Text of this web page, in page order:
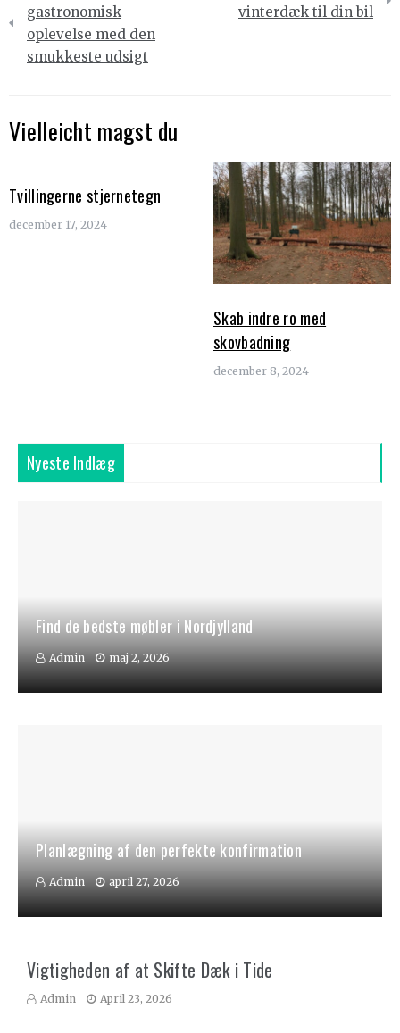
gastronomisk
oplevelse med den
smukkeste udsigt
vinterdæk til din bil
Vielleicht magst du
Tvillingerne stjernetegn
december 17, 2024
Skab indre ro med
skovbadning
december 8, 2024
Nyeste Indlæg
Find de bedste møbler i Nordjylland
Admin maj 2, 2026
Planlægning af den perfekte konfirmation
Admin april 27, 2026
Vigtigheden af at Skifte Dæk i Tide
Admin April 23, 2026